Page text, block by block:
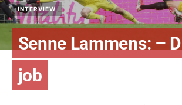
INTERVIEW
Senne Lammens: –
job